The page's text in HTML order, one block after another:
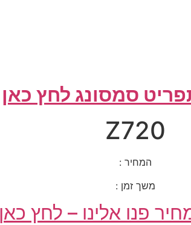
סמסונג לחץ כאן
Z720
המחיר :
משך זמן :
פנו אלינו – לחץ